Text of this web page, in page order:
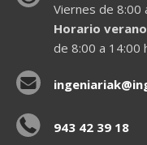
Viernes de 8:00
Horario
de 8:00 a 14:00
943 42 39 18